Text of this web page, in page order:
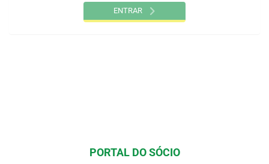
ENTRAR
PORTAL DO SÓCIO